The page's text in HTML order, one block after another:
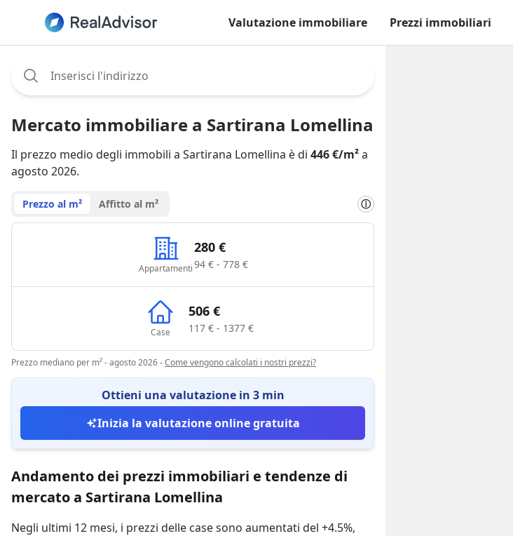
Valutazione immobiliare Prezzi immobiliari
Mercato immobiliare a Sartirana Lomellina
Il prezzo medio degli immobili a Sartirana Lomellina è di 446 €/m²a
agosto 2026.
Prezzo al m² Affitto al m² ⓘ
Appartamenti
280 €
94 € - 778 €
Case
506 €
117 € - 1377 €
Prezzo mediano per m² - agosto 2026-Come vengono calcolati i nostri prezzi?
Ottieni una valutazione in 3 min
Inizia la valutazione online gratuita
Andamento dei prezzi immobiliari e tendenze di
mercato a Sartirana Lomellina
Negli ultimi 12 mesi, i prezzi delle case sono aumentati del +4.5%,